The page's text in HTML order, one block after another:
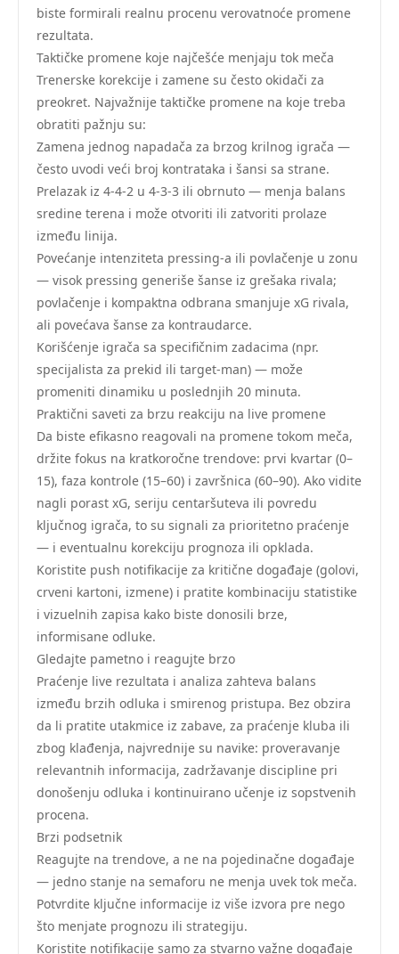
biste formirali realnu procenu verovatnoće promene
rezultata.
Taktičke promene koje najčešće menjaju tok meča
Trenerske korekcije i zamene su često okidači za
preokret. Najvažnije taktičke promene na koje treba
obratiti pažnju su:
Zamena jednog napadača za brzog krilnog igrača —
često uvodi veći broj kontrataka i šansi sa strane.
Prelazak iz 4-4-2 u 4-3-3 ili obrnuto — menja balans
sredine terena i može otvoriti ili zatvoriti prolaze
između linija.
Povećanje intenziteta pressing-a ili povlačenje u zonu
— visok pressing generiše šanse iz grešaka rivala;
povlačenje i kompaktna odbrana smanjuje xG rivala,
ali povećava šanse za kontraudarce.
Korišćenje igrača sa specifičnim zadacima (npr.
specijalista za prekid ili target-man) — može
promeniti dinamiku u poslednjih 20 minuta.
Praktični saveti za brzu reakciju na live promene
Da biste efikasno reagovali na promene tokom meča,
držite fokus na kratkoročne trendove: prvi kvartar (0–
15), faza kontrole (15–60) i završnica (60–90). Ako vidite
nagli porast xG, seriju centaršuteva ili povredu
ključnog igrača, to su signali za prioritetno praćenje
— i eventualnu korekciju prognoza ili opklada.
Koristite push notifikacije za kritične događaje (golovi,
crveni kartoni, izmene) i pratite kombinaciju statistike
i vizuelnih zapisa kako biste donosili brze,
informisane odluke.
Gledajte pametno i reagujte brzo
Praćenje live rezultata i analiza zahteva balans
između brzih odluka i smirenog pristupa. Bez obzira
da li pratite utakmice iz zabave, za praćenje kluba ili
zbog klađenja, najvrednije su navike: proveravanje
relevantnih informacija, zadržavanje discipline pri
donošenju odluka i kontinuirano učenje iz sopstvenih
procena.
Brzi podsetnik
Reagujte na trendove, a ne na pojedinačne događaje
— jedno stanje na semaforu ne menja uvek tok meča.
Potvrdite ključne informacije iz više izvora pre nego
što menjate prognozu ili strategiju.
Koristite notifikacije samo za stvarno važne događaje